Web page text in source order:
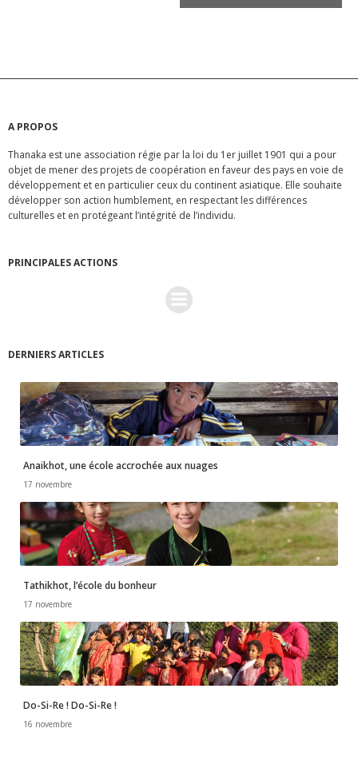
i
g
a
t
i
o
v
è
n
e
m
e
n
t
A PROPOS
Thanaka est une association régie par la loi du 1er juillet 1901 qui a pour
objet de mener des projets de coopération en faveur des pays en voie de
développement et en particulier ceux du continent asiatique. Elle souhaite
développer son action humblement, en respectant les différences
culturelles et en protégeant l’intégrité de l’individu.
PRINCIPALES ACTIONS
DERNIERS ARTICLES
Anaikhot, une école accrochée aux nuages
17 novembre
Tathikhot, l’école du bonheur
17 novembre
Do-Si-Re ! Do-Si-Re !
16 novembre